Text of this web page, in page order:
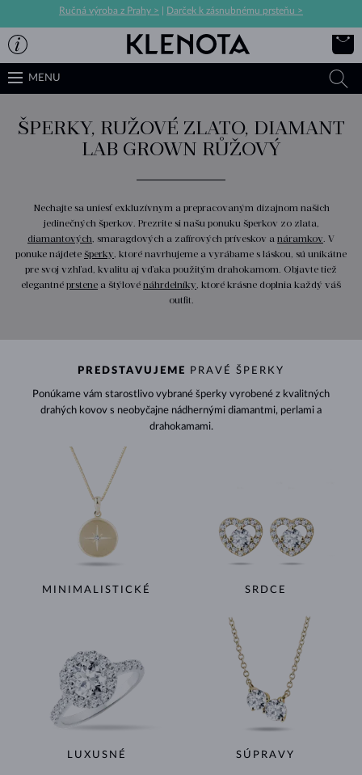
Ručná výroba z Prahy > Darček k zásnubnému prsteňu >
MENU
ŠPERKY, RUŽOVÉ ZLATO, DIAMANT
LAB GROWN RŮŽOVÝ
Nechajte sa uniesť exkluzívnym a prepracovaným dizajnom našich
jedinečných šperkov. Prezrite si našu ponuku šperkov zo zlata,
diamantových, smaragdových a zafírových príveskov a náramkov. V
ponuke nájdete šperky, ktoré navrhujeme a vyrábame s láskou, sú unikátne
pre svoj vzhľad, kvalitu aj vďaka použitým drahokamom. Objavte tiež
elegantné prstene a štýlové náhrdelníky, ktoré krásne doplnia každý váš
outfit.
PREDSTAVUJEME PRAVÉ ŠPERKY
Ponúkame vám starostlivo vybrané šperky vyrobené z kvalitných
drahých kovov s neobyčajne nádhernými diamantmi, perlami a
drahokamami.
MINIMALISTICKÉ SRDCE
LUXUSNÉ SÚPRAVY